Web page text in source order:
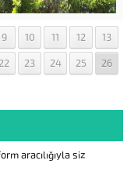
9 10 11 12 13
22 23 24 25 26
aracılığıyla siz